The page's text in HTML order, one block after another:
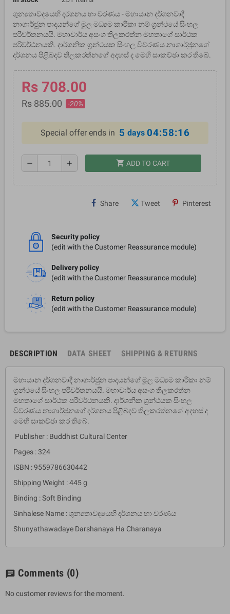
ශුන්‍යතාවදයෙහි දර්ශනය හා චරණය - මහායාන දර්ශනවාදී
නාගාර්ජුන පාදයන්ගේ මූල මධ්‍යම කාරිකා නම් ග්‍රන්ථයේ සිංහල
පරිවර්තනයයි. මහාචාර්ය අසංග තිලකරත්න මහතාගේ සාර්ථක
පරිවර්ථනයකි. දාර්ශනික ග්‍රන්ථයක සිංහල විවරණය නාගාර්ජුනගේ
දර්ශනය පිළිබදව තිලකරත්නගේ අදහස් ද මෙහි සාකච්ඡා කර තිබේ.
Rs 708.00
Rs 885.00 -20%
Special offer ends in 5 days 04:58:15
remove add shopping_cart ADD TO CART
Share Tweet Pinterest
Security policy
(edit with the Customer Reassurance module)
Delivery policy
(edit with the Customer Reassurance module)
Return policy
(edit with the Customer Reassurance module)
DESCRIPTION DATA SHEET SHIPPING & RETURNS
මහායාන දර්ශනවාදී නාගාර්ජුන පාදයන්ගේ මූල මධ්‍යම කාරිකා නම්
ග්‍රන්ථයේ සිංහල පරිවර්තනයයි. මහාචාර්ය අසංග තිලකරත්න
මහතාගේ සාර්ථක පරිවර්ථනයකි. දාර්ශනික ග්‍රන්ථයක සිංහල
විවරණය නාගාර්ජුනගේ දර්ශනය පිළිබදව තිලකරත්නගේ අදහස් ද
මෙහි සාකච්ඡා කර තිබේ.
Publisher : Buddhist Cultural Center
Pages : 324
ISBN : 9559786630442
Shipping Weight : 445 g
Binding : Soft Binding
Sinhalese Name : ශුන්‍යතාවදයෙහි දර්ශනය හා චරණය
Shunyathawadaye Darshanaya Ha Charanaya
chat Comments (0)
No customer reviews for the moment.